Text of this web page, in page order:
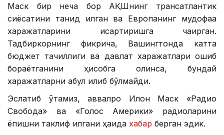
Маск бир неча бор АҚШнинг трансатлантик
сиёсатини танқид қилган ва Европанинг мудофаа
харажатларини қисқартиришга чақирган.
Тадбиркорнинг фикрича, Вашингтонда катта
бюджет тақчиллиги ва давлат харажатлари ошиб
бораётганини ҳисобга олинса, бундай
харажатларни қабул қилиб бўлмайди.
Эслатиб ўтамиз, аввалроқ Илон Маск «Радио
Свобода» ва «Голос Америки» радиоларини
ёпишни таклиф қилгани ҳақида хабар берган эдик.